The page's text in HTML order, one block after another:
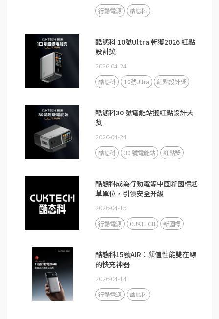
行動電源 酷態科
酷態科 10號Ultra 斬獲2026 紅點
設計獎
2026-04-24
酷態科 10號Ultra 紅點設計獎
酷態科30 號電能站獲紅點設計大
獎
2026-04-24
酷態科 30 號電能站 紅點獎
酷態科成為行動電源中國新國標起
草單位，引領安全升級
2026-04-15
行動電源 CUKTECH 新國標
酷態科15號AIR：顏值性能雙在線
的快充神器
2026-04-14
行動電源 酷態科